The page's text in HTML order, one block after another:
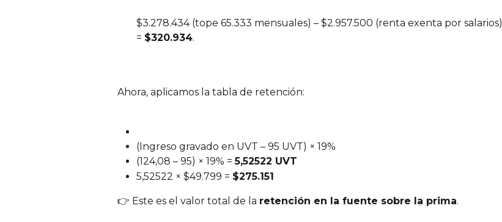
$3.278.434 (tope 65.333 mensuales) – $2.957.500 (renta exenta por salarios)
= $320.934.
Ahora, aplicamos la tabla de retención:
(Ingreso gravado en UVT – 95 UVT) × 19%
(124,08 – 95) × 19% = 5,52522 UVT
5,52522 × $49.799 = $275.151
👉 Este es el valor total de la retención en la fuente sobre la prima.